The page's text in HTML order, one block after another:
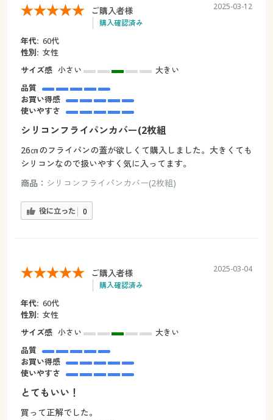
ご購入者様
購入確認済み
2025-03-12
年代: 60代
性別: 女性
サイズ感 小さい
大きい
品質
お買い得感
使いやすさ
シリコンフライパンカバー(2枚組
26㎝のフライパンの蓋が欲しくて購入しました。大きくても
シリコンなので扱いやすく気に入ってます。
商品： シリコンフライパンカバー(2枚組)
役に立った 0
ご購入者様
購入確認済み
2025-03-04
年代: 60代
性別: 女性
サイズ感 小さい
大きい
品質
お買い得感
使いやすさ
とてもいい！
買って正解でした。